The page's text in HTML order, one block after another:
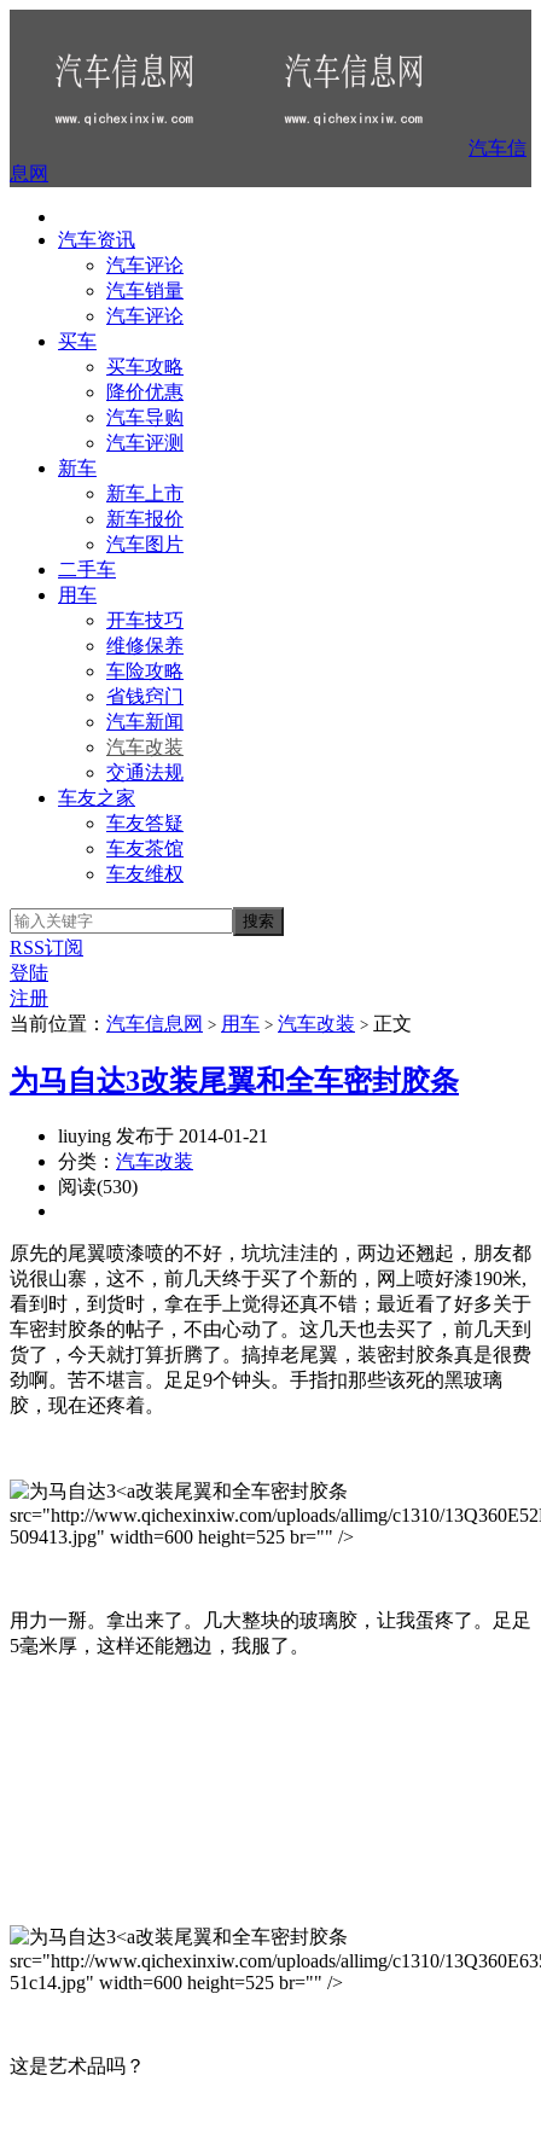
汽车信
息网
汽车资讯
汽车评论
汽车销量
汽车评论
买车
买车攻略
降价优惠
汽车导购
汽车评测
新车
新车上市
新车报价
汽车图片
二手车
用车
开车技巧
维修保养
车险攻略
省钱窍门
汽车新闻
汽车改装
交通法规
车友之家
车友答疑
车友茶馆
车友维权
RSS订阅
登陆
注册
当前位置： 汽车信息网 > 用车 > 汽车改装 > 正文
为马自达3改装尾翼和全车密封胶条
liuying 发布于 2014-01-21
分类： 汽车改装
阅读(530)
原先的尾翼喷漆喷的不好，坑坑洼洼的，两边还翘起，朋友都
说很山寨，这不，前几天终于买了个新的，网上喷好漆190米,
看到时，到货时，拿在手上觉得还真不错；最近看了好多关于
车密封胶条的帖子，不由心动了。这几天也去买了，前几天到
货了，今天就打算折腾了。搞掉老尾翼，装密封胶条真是很费
劲啊。苦不堪言。足足9个钟头。手指扣那些该死的黑玻璃
胶，现在还疼着。
改装尾翼和全车密封胶条
src="http://www.qichexinxiw.com/uploads/allimg/c1310/
509413.jpg" width=600 height=525 br="" />
用力一掰。拿出来了。几大整块的玻璃胶，让我蛋疼了。足足
5毫米厚，这样还能翘边，我服了。
改装尾翼和全车密封胶条
src="http://www.qichexinxiw.com/uploads/allimg/c1310/
51c14.jpg" width=600 height=525 br="" />
这是艺术品吗？